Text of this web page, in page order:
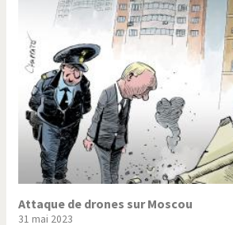
Cybermonde
Du
l'hiver
Election présidentielle US Guerre
Hopp Deutschland Israël -
L'Amérique et les armes L'Iran
La Chine et nous
La
paix?
Attaque de drones sur Moscou
31 mai 2023